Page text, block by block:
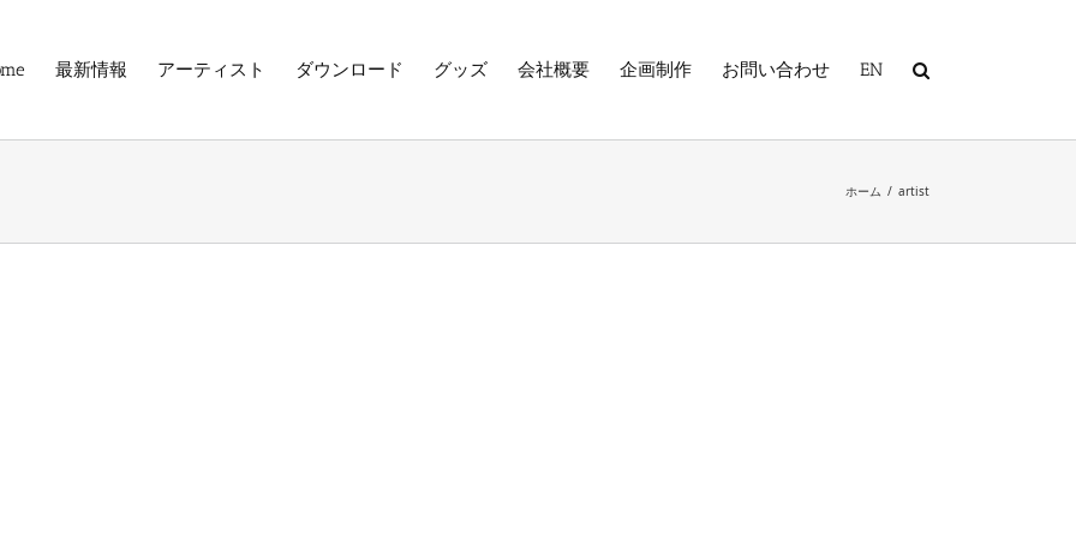
最新情報 アーティスト ダウンロード グッズ 会社概要 企画制作 お問い合わせ EN
ホーム / artist